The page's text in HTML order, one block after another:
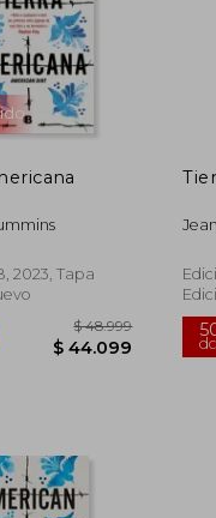
2023, Tapa
Rápido